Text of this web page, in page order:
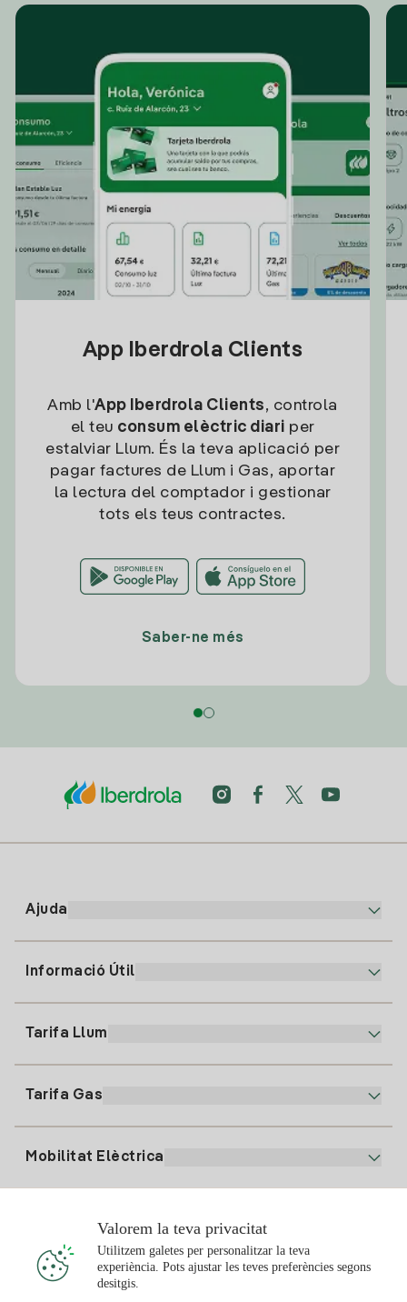
App Iberdrola Clients
Amb l'App Iberdrola Clients, controla
el teu consum elèctric diari per
estalviar Llum. És la teva aplicació per
pagar factures de Llum i Gas, aportar
la lectura del comptador i gestionar
tots els teus contractes.
Saber-ne més
Ajuda
91 919 52 73
clientes@tuiberdrola.es
Informació Útil
Alta Gas
Tarifa Llum
Tarifa Gas
Mobilitat Elèctrica
Punts de Recàrrega
T'interessa
Valorem la teva privacitat
Utilitzem galetes per personalitzar la teva
experiència. Pots ajustar les teves preferències segons
desitgis.